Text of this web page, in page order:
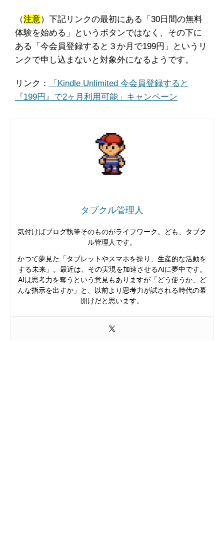
（注意）下記リンクの最初にある「30日間の無料
体験を始める」というボタンではなく、その下に
ある「今会員登録すると３か月で199円」というリ
ンクで申し込まないと対象外になるようです。
リンク：
「Kindle Unlimited 今会員登録すると
『199円』で2ヶ月利用可能」キャンペーン
タブクル管理人
気付けばブログ執筆そのものがライフワーク。ども、タブク
ル管理人です。
かつて夢見た「タブレットやスマホを操り、生産的な活動を
する未来」。最近は、その実現を加速させるAIに夢中です。
AIは思考力を奪うという意見もありますが「どう使うか、ど
んな指示を出すか」と、以前より思考力が試される時代の幕
開けだと思います。